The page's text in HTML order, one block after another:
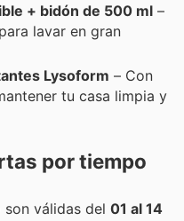
+ bidón de 500 ml –
lavar en gran
Lysoform – Con
tu casa limpia y
por tiempo
válidas del 01 al 14